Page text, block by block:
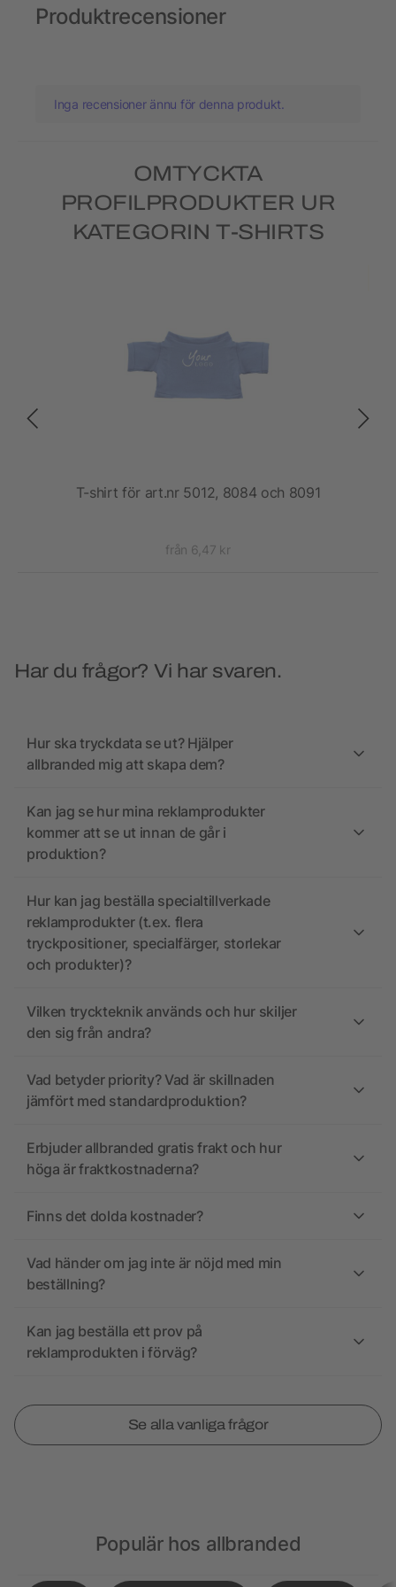
Produktrecensioner
Inga recensioner ännu för denna produkt.
OMTYCKTA
PROFILPRODUKTER UR
KATEGORIN T-SHIRTS
T-shirt för art.nr 5012, 8084 och 8091
från 6,47 kr
Har du frågor? Vi har svaren.
Hur ska tryckdata se ut? Hjälper
allbranded mig att skapa dem?
Kan jag se hur mina reklamprodukter
kommer att se ut innan de går i
produktion?
Hur kan jag beställa specialtillverkade
reklamprodukter (t.ex. flera
tryckpositioner, specialfärger, storlekar
och produkter)?
Vilken tryckteknik används och hur skiljer
den sig från andra?
Vad betyder priority? Vad är skillnaden
jämfört med standardproduktion?
Erbjuder allbranded gratis frakt och hur
höga är fraktkostnaderna?
Finns det dolda kostnader?
Vad händer om jag inte är nöjd med min
beställning?
Kan jag beställa ett prov på
reklamprodukten i förväg?
Se alla vanliga frågor
Populär hos allbranded